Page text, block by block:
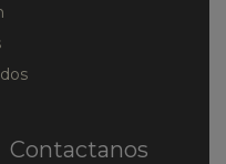
Contactanos